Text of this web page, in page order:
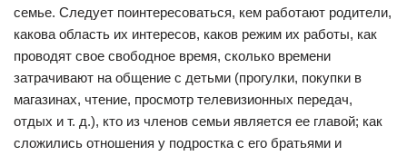
семье. Следует поинтересоваться, кем работают родители,
какова область их интересов, каков режим их работы, как
проводят свое свободное время, сколько времени
затрачивают на общение с детьми (прогулки, покупки в
магазинах, чтение, просмотр телевизионных передач,
отдых и т. д.), кто из членов семьи является ее главой; как
сложились отношения у подростка с его братьями и